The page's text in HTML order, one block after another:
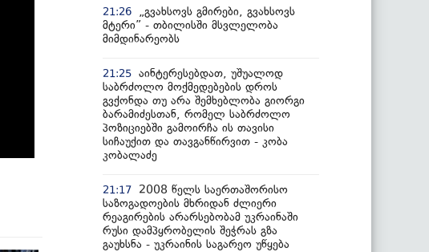
21:26
„გვახსოვს გმირები, გვახსოვს
მტერი” - თბილისში მსვლელობა
მიმდინარეობს
21:25 აინტერესებდათ, უშუალოდ
საბრძოლო მოქმედებების დროს
გვქონდა თუ არა შემხებლობა გიორგი
ბარამიძესთან, რომელ საბრძოლო
პოზიციებში გამოირჩა ის თავისი
სიჩაუქით და თავგანწირვით - კობა
კობალაძე
21:17
2008 წელს საერთაშორისო
საზოგადოების მხრიდან ძლიერი
რეაგირების არარსებობამ უკრაინაში
რუსი დამპყრობელის შეჭრას გზა
გაუხსნა - უკრაინის საგარეო უწყება